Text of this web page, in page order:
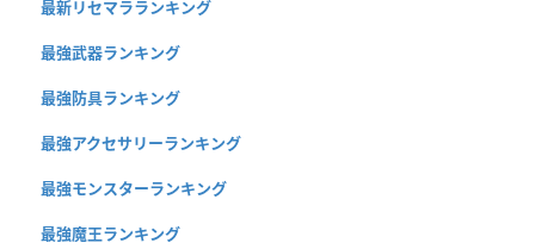
最新リセマラランキング
最強武器ランキング
最強防具ランキング
最強アクセサリーランキング
最強モンスターランキング
最強魔王ランキング